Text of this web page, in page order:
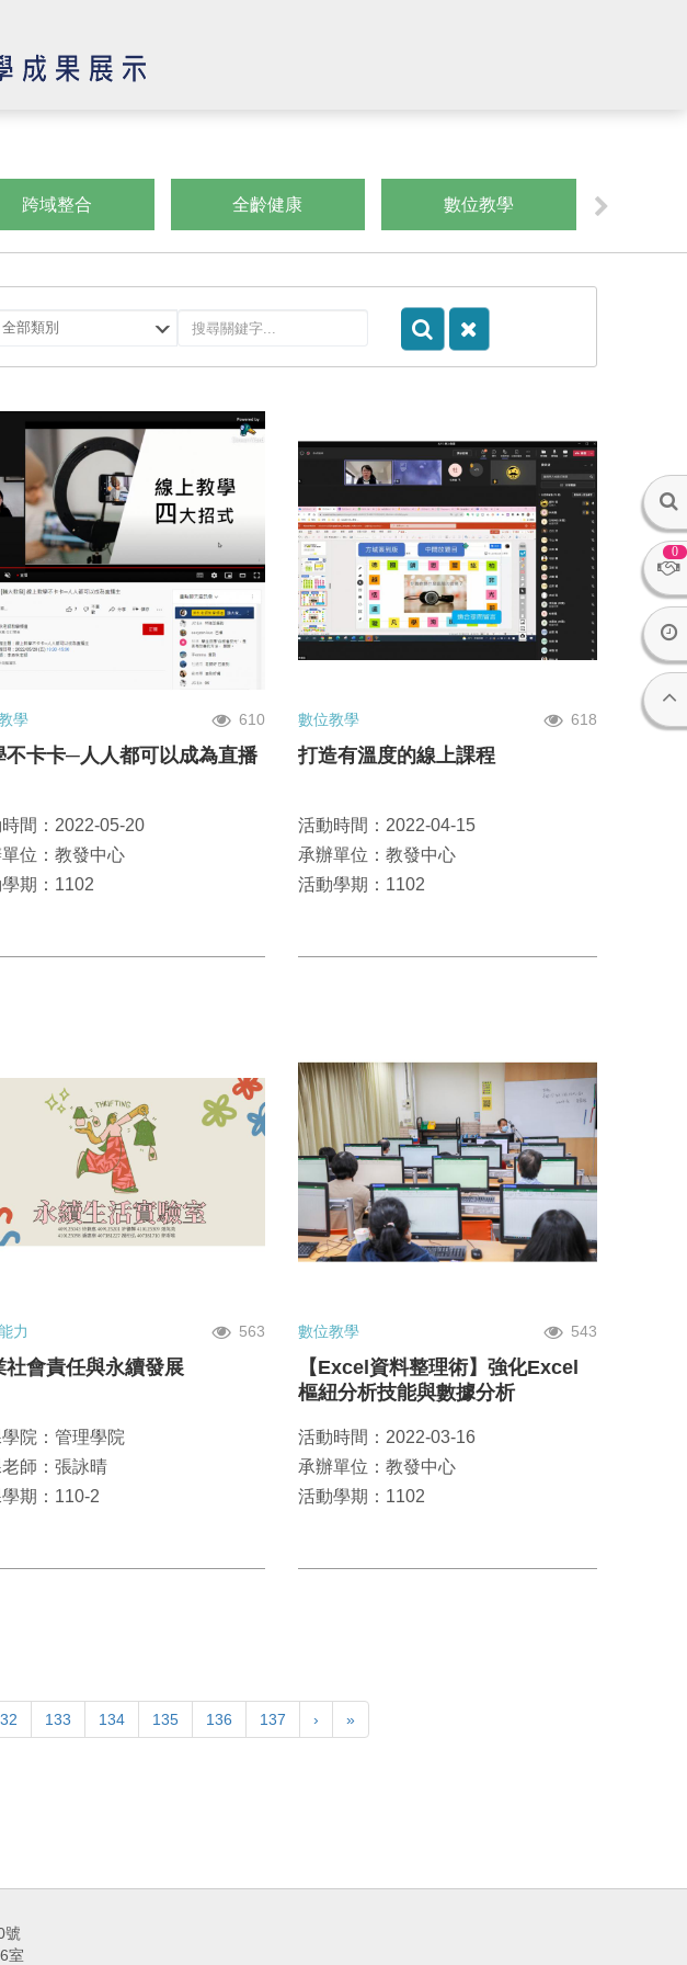
0
跨域整合 全齡健康 數位教學
選
類
學 610
不卡卡─人人都可以成為直播
間：2022-05-20
位：教發中心
期：1102
數位教學 618
打造有溫度的線上課程
活動時間：2022-04-15
承辦單位：教發中心
活動學期：1102
力 563
社會責任與永續發展
學院：管理學院
老師：張詠晴
學期：110-2
數位教學 543
【Excel資料整理術】強化Excel
樞紐分析技能與數據分析
活動時間：2022-03-16
承辦單位：教發中心
活動學期：1102
133 134 135 136 137 › »
號
室